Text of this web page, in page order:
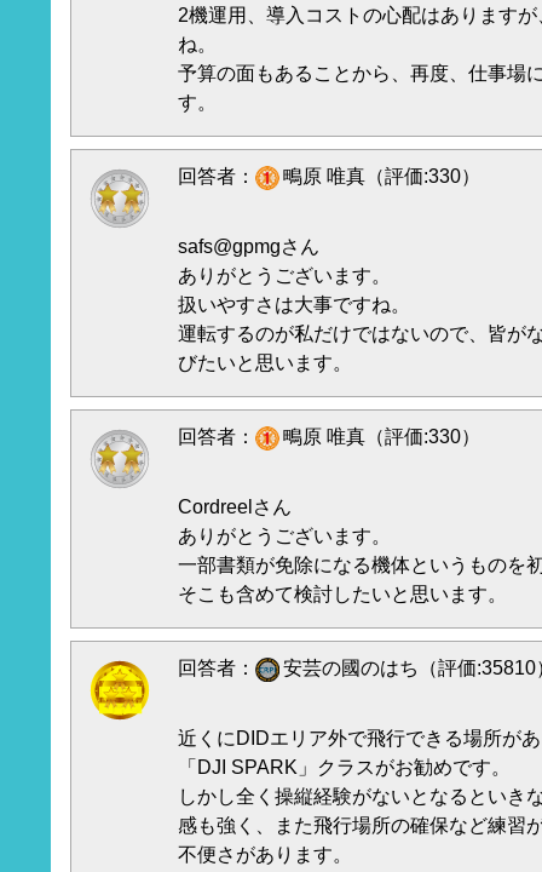
2機運用、導入コストの心配はあります
ね。
予算の面もあることから、再度、仕事場
す。
回答者： 鴫原 唯真（評価:330）
safs@gpmgさん
ありがとうございます。
扱いやすさは大事ですね。
運転するのが私だけではないので、皆が
びたいと思います。
回答者： 鴫原 唯真（評価:330）
Cordreelさん
ありがとうございます。
一部書類が免除になる機体というものを
そこも含めて検討したいと思います。
回答者： 安芸の國のはち（評価:35810
近くにDIDエリア外で飛行できる場所が
「DJI SPARK」クラスがお勧めです。
しかし全く操縦経験がないとなるといき
感も強く、また飛行場所の確保など練習
不便さがあります。